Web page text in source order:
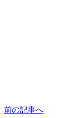
前の記事へ